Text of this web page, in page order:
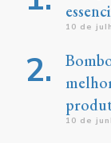
10 de
10 de